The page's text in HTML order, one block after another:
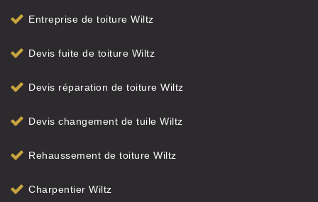
Entreprise de toiture Wiltz
Devis fuite de toiture Wiltz
Devis réparation de toiture Wiltz
Devis changement de tuile Wiltz
Rehaussement de toiture Wiltz
Charpentier Wiltz